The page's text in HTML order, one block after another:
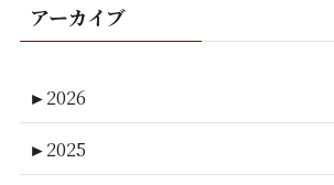
アーカイブ
►2026
►2025